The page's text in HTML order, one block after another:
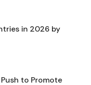
in 2026 by
to Promote